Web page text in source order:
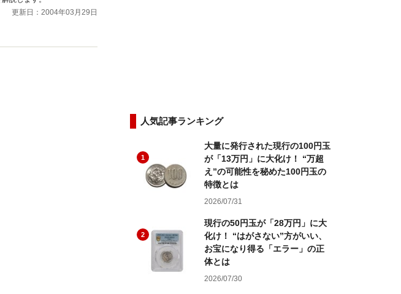
更新日：2004年03月29日
人気記事ランキング
1
大量に発行された現行の100円玉
が「13万円」に大化け！ “万超
え”の可能性を秘めた100円玉の
特徴とは
2026/07/31
2
現行の50円玉が「28万円」に大
化け！ “はがさない”方がいい、
お宝になり得る「エラー」の正
体とは
2026/07/30